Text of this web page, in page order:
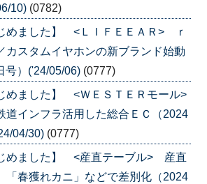
10) (0782)
めました】 <ＬＩＦＥＥＡＲ> ｒ
カスタムイヤホンの新ブランド始動
号）('24/05/06) (0777)
めました】 <ＷＥＳＴＥＲモール>
インフラ活用した総合ＥＣ（2024
04/30) (0777)
めました】 <産直テーブル> 産直
「春獲れカニ」などで差別化（2024